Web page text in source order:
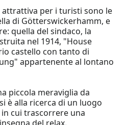
per i turisti sono le
di Götterswickerhamm, e
quella del sindaco, la
nel 1914, "House
castello con tanto di
appartenente al lontano
piccola meraviglia da
è alla ricerca di un luogo
cui trascorrere una